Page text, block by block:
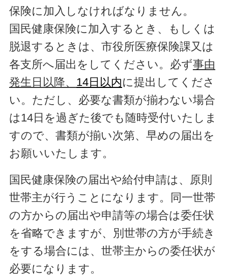
保険に加入しなければなりません。
国民健康保険に加入するとき、もしくは
脱退するときは、市役所医療保険課又は
各支所へ届出をしてください。必ず事由
発生日以降、 14日以内に提出してくださ
い。 ただし、必要な書類が揃わない場合
は14日を過ぎた後でも随時受付いたしま
すので、書類が揃い次第、早めの届出を
お願いいたします。
国民健康保険の届出や給付申請は、原則
世帯主が行うことになります。同一世帯
の方からの届出や申請等の場合は委任状
を省略できますが、別世帯の方が手続き
をする場合には、世帯主からの委任状が
必要になります。